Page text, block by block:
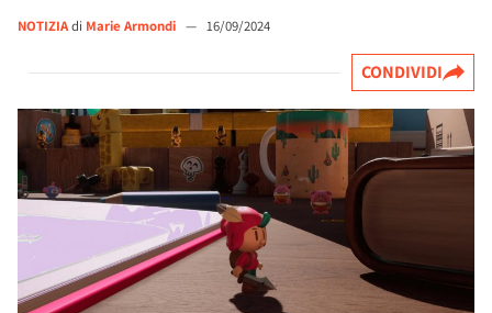
NOTIZIAdi Marie Armondi — 16/09/2024
CONDIVIDI